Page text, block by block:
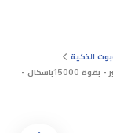
الذكية
مكنسة شاومي الروبوتية S40 برو - بطارية بحجم 5200 مللي امبير - بقوة 15000باسكال -